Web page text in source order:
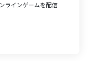
ラインゲームを配信